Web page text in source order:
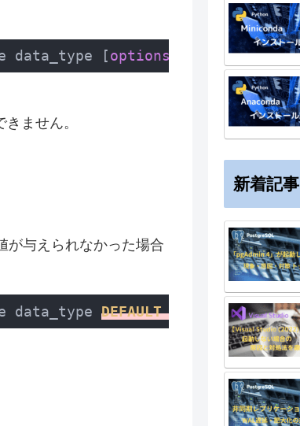
data_type [options
ません。
が与えられなかった場合
data_type DEFAULT default_value;
新着記事